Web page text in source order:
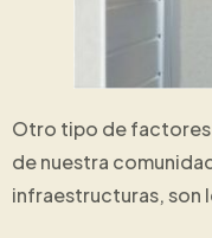
Otro tipo de factores
de nuestra
infraestructuras, son